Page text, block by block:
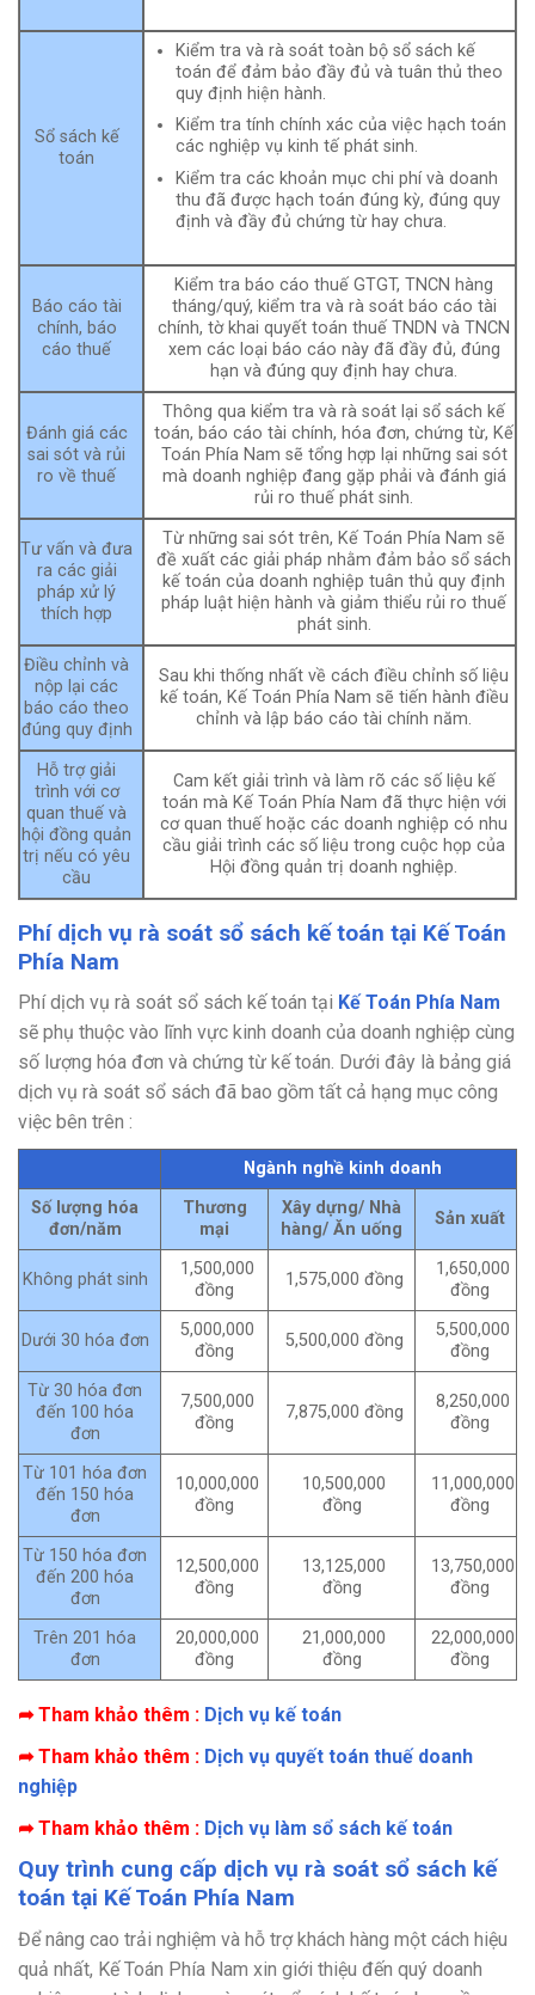
Sổ sách kế
toán
Kiểm tra và rà soát toàn bộ sổ sách kế
toán để đảm bảo đầy đủ và tuân thủ theo
quy định hiện hành.
Kiểm tra tính chính xác của việc hạch toán
các nghiệp vụ kinh tế phát sinh.
Kiểm tra các khoản mục chi phí và doanh
thu đã được hạch toán đúng kỳ, đúng quy
định và đầy đủ chứng từ hay chưa.
Báo cáo tài
chính, báo
cáo thuế
Kiểm tra báo cáo thuế GTGT, TNCN hàng
tháng/quý, kiểm tra và rà soát báo cáo tài
chính, tờ khai quyết toán thuế TNDN và TNCN
xem các loại báo cáo này đã đầy đủ, đúng
hạn và đúng quy định hay chưa.
Đánh giá các
sai sót và rủi
ro về thuế
Thông qua kiểm tra và rà soát lại sổ sách kế
toán, báo cáo tài chính, hóa đơn, chứng từ, Kế
Toán Phía Nam sẽ tổng hợp lại những sai sót
mà doanh nghiệp đang gặp phải và đánh giá
rủi ro thuế phát sinh.
Tư vấn và đưa
ra các giải
pháp xử lý
thích hợp
Từ những sai sót trên, Kế Toán Phía Nam sẽ
đề xuất các giải pháp nhằm đảm bảo sổ sách
kế toán của doanh nghiệp tuân thủ quy định
pháp luật hiện hành và giảm thiểu rủi ro thuế
phát sinh.
Điều chỉnh và
nộp lại các
báo cáo theo
đúng quy định
Sau khi thống nhất về cách điều chỉnh số liệu
kế toán, Kế Toán Phía Nam sẽ tiến hành điều
chỉnh và lập báo cáo tài chính năm.
Hỗ trợ giải
trình với cơ
quan thuế và
hội đồng quản
trị nếu có yêu
cầu
Cam kết giải trình và làm rõ các số liệu kế
toán mà Kế Toán Phía Nam đã thực hiện với
cơ quan thuế hoặc các doanh nghiệp có nhu
cầu giải trình các số liệu trong cuộc họp của
Hội đồng quản trị doanh nghiệp.
Phí dịch vụ rà soát sổ sách kế toán tại Kế Toán
Phía Nam
Phí dịch vụ rà soát sổ sách kế toán tại Kế Toán Phía Nam
sẽ phụ thuộc vào lĩnh vực kinh doanh của doanh nghiệp cùng
số lượng hóa đơn và chứng từ kế toán. Dưới đây là bảng giá
dịch vụ rà soát sổ sách đã bao gồm tất cả hạng mục công
việc bên trên :
Ngành nghề kinh doanh
Số lượng hóa
đơn/năm
Thương
mại
Xây dựng/ Nhà
hàng/ Ăn uống
Sản xuất
Không phát sinh
1,500,000
đồng
1,575,000 đồng
1,650,000
đồng
Dưới 30 hóa đơn
5,000,000
đồng
5,500,000 đồng
5,500,000
đồng
Từ 30 hóa đơn
đến 100 hóa
đơn
7,500,000
đồng
7,875,000 đồng
8,250,000
đồng
Từ 101 hóa đơn
đến 150 hóa
đơn
10,000,000
đồng
10,500,000
đồng
11,000,000
đồng
Từ 150 hóa đơn
đến 200 hóa
đơn
12,500,000
đồng
13,125,000
đồng
13,750,000
đồng
Trên 201 hóa
đơn
20,000,000
đồng
21,000,000
đồng
22,000,000
đồng
➦ Tham khảo thêm : Dịch vụ kế toán
➦ Tham khảo thêm : Dịch vụ quyết toán thuế doanh
nghiệp
➦ Tham khảo thêm : Dịch vụ làm sổ sách kế toán
Quy trình cung cấp dịch vụ rà soát sổ sách kế
toán tại Kế Toán Phía Nam
Để nâng cao trải nghiệm và hỗ trợ khách hàng một cách hiệu
quả nhất, Kế Toán Phía Nam xin giới thiệu đến quý doanh